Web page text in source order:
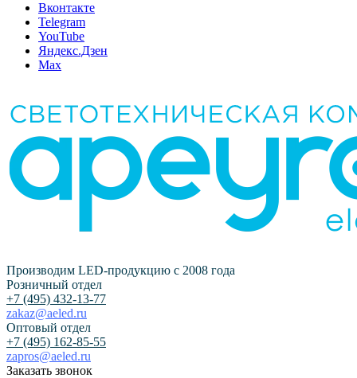
Вконтакте
Telegram
YouTube
Яндекс.Дзен
Max
Производим LED-продукцию с 2008 года
Розничный отдел
+7 (495) 432-13-77
zakaz@aeled.ru
Оптовый отдел
+7 (495) 162-85-55
zapros@aeled.ru
Заказать звонок